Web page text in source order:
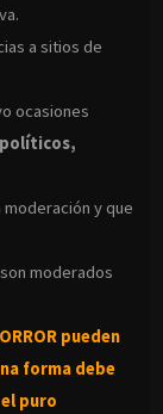
a sitios de
ocasiones
y que
moderados
pueden
forma debe
puro